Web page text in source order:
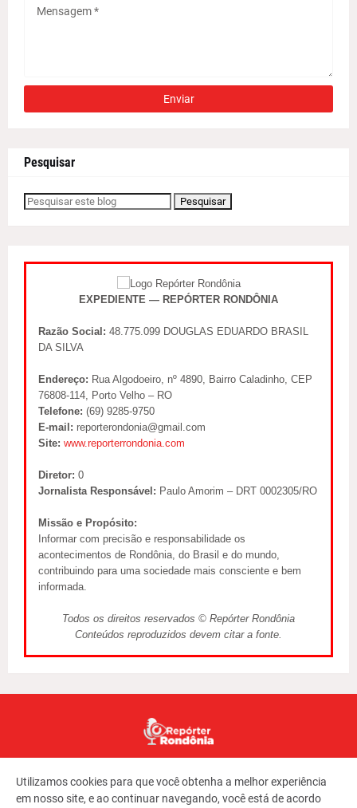
Pesquisar
EXPEDIENTE — REPÓRTER RONDÔNIA
Razão Social: 48.775.099 DOUGLAS EDUARDO BRASIL
DA SILVA
Endereço: Rua Algodoeiro, nº 4890, Bairro Caladinho, CEP
76808-114, Porto Velho – RO
Telefone: (69) 9285-9750
E-mail: reporterondonia@gmail.com
Site: www.reporterrondonia.com
Diretor: 0
Jornalista Responsável: Paulo Amorim – DRT 0002305/RO
Missão e Propósito:
Informar com precisão e responsabilidade os
acontecimentos de Rondônia, do Brasil e do mundo,
contribuindo para uma sociedade mais consciente e bem
informada.
Todos os direitos reservados © Repórter Rondônia
Conteúdos reproduzidos devem citar a fonte.
Utilizamos cookies para que você obtenha a melhor experiência
em nosso site, e ao continuar navegando, você está de acordo